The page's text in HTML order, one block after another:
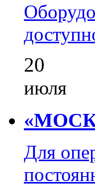
20
июля
Для